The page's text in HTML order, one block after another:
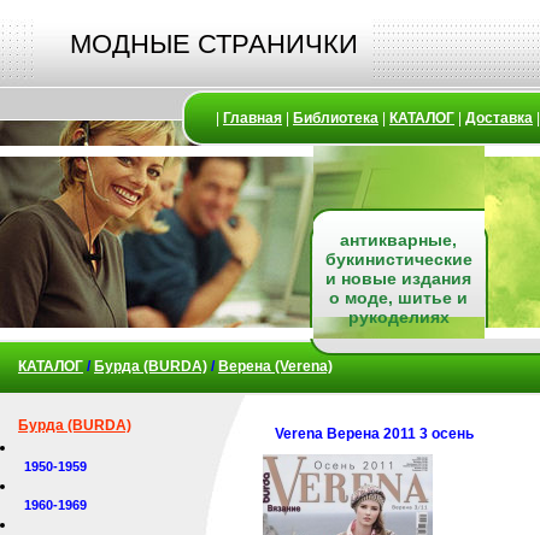
МОДНЫЕ СТРАНИЧКИ
Главная Библиотека КАТАЛОГ Доставка
антикварные,
букинистические
и новые издания
о моде, шитье и
рукоделиях
КАТАЛОГ / Бурда (BURDA) / Верена (Verena)
Бурда (BURDA)
1950-1959
1960-1969
Verena Верена 2011 3 осень